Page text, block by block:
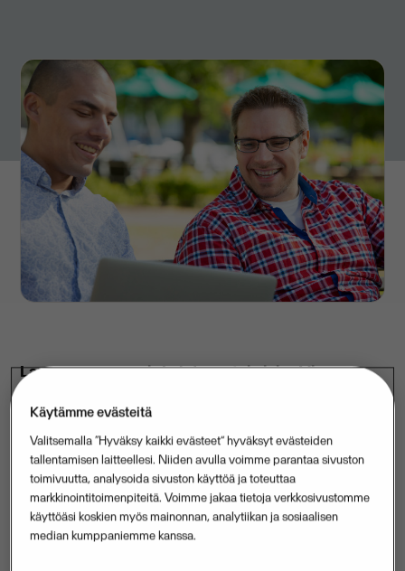
Lappeenrannassa ja Lahdessa toimivien Visma-
koulutusohjelman suorittaneista seitsemän työllistyi
koulutusjakson päätteeksi Vismalle ja yksi toiseen
yritykseen. Koulutusohjelma tarjoaa erinomaisen
mahdollisuuden henkilöille, joilla on motivaatiota
kehittyä ohjelmistoalan osaajiksi.
Käytämme evästeitä
Valitsemalla “Hyväksy kaikki evästeet” hyväksyt evästeiden
tallentamisen laitteellesi. Niiden avulla voimme parantaa sivuston
toimivuutta, analysoida sivuston käyttöä ja toteuttaa
markkinointitoimenpiteitä. Voimme jakaa tietoja verkkosivustomme
käyttöäsi koskien myös mainonnan, analytiikan ja sosiaalisen
median kumppaniemme kanssa.